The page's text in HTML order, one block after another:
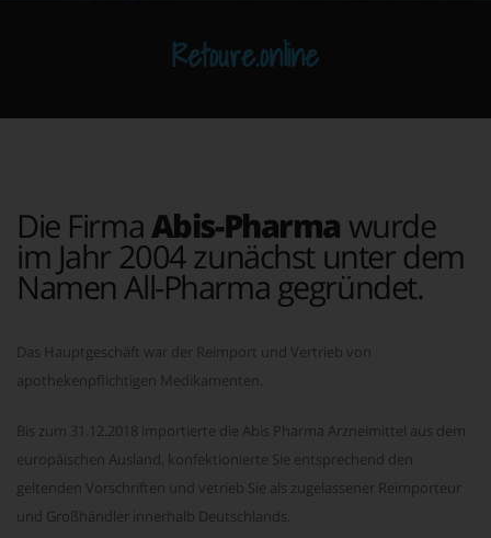
Retoure.online
Die Firma Abis-Pharma wurde
im Jahr 2004 zunächst unter dem
Namen All-Pharma gegründet.
Das Hauptgeschäft war der Reimport und Vertrieb von
apothekenpflichtigen Medikamenten.
Bis zum 31.12.2018 importierte die Abis Pharma Arzneimittel aus dem
europäischen Ausland, konfektionierte Sie entsprechend den
geltenden Vorschriften und vetrieb Sie als zugelassener Reimporteur
und Großhändler innerhalb Deutschlands.